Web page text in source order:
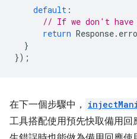
default :
// If we don't have
return Response.
}
});
在下一個步驟中，
工具搭配使用預先快取備用回